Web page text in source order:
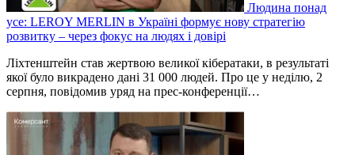
Людина понад
усе: LEROY MERLIN в Україні формує нову стратегію
розвитку – через фокус на людях і довірі
Ліхтенштейн став жертвою великої кібератаки, в результаті
якої було викрадено дані 31 000 людей. Про це у неділю, 2
серпня, повідомив уряд на прес-конференції…